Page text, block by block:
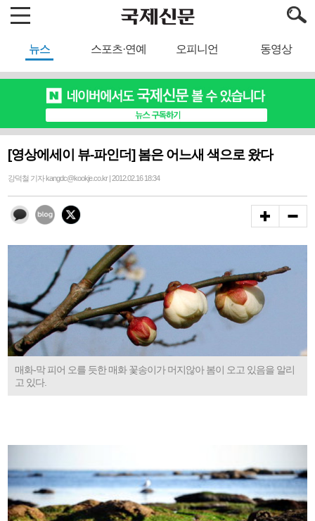
뉴스 스포츠·연예 오피니언 동영상
[영상에세이 뷰-파인더] 봄은 어느새 색으로 왔다
강덕철 기자 kangdc@kookje.co.kr | 2012.02.16 18:34
매화-막 피어 오를 듯한 매화 꽃송이가 머지않아 봄이 오고 있음을 알리
고 있다.